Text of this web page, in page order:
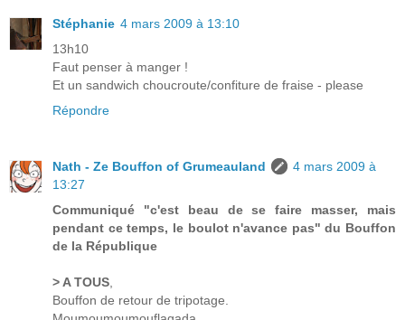
Stéphanie 4 mars 2009 à 13:10
13h10
Faut penser à manger !
Et un sandwich choucroute/confiture de fraise - please
Répondre
Nath - Ze Bouffon of Grumeauland
4 mars 2009 à
13:27
Communiqué "c'est beau de se faire masser, mais
pendant ce temps, le boulot n'avance pas" du Bouffon
de la République
> A TOUS
Bouffon de retour de tripotage.